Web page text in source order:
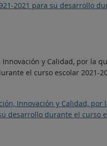
2021 para su desarrollo
y Calidad, por la
el curso escolar
Innovación y Calidad,
desarrollo durante el